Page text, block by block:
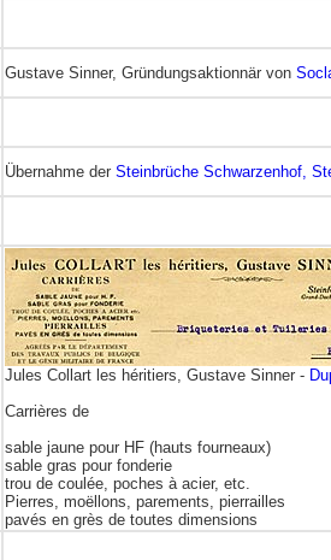
Gustave Sinner, Gründungsaktionnär von
Übernahme der Steinbrüche Schwarzenhof,
Jules Collart les héritiers, Gustave Sinner -
Carrières de
sable jaune pour HF (hauts fourneaux)
sable gras pour fonderie
trou de coulée, poches à acier, etc.
Pierres, moëllons, parements, pierrailles
pavés en grès de toutes dimensions